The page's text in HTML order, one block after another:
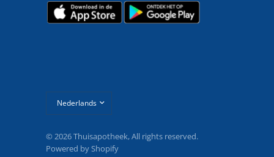
bijwerken
© 2026 Thuisapotheek, All rights reserved.
Powered by Shopify